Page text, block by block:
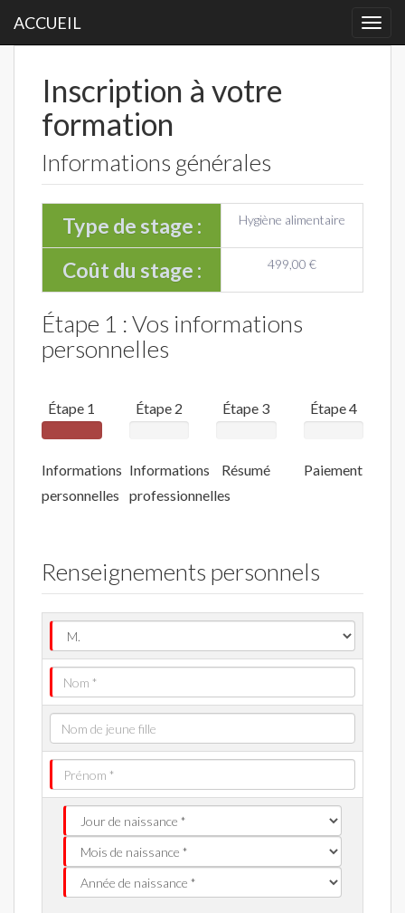
ACCUEIL
Inscription à votre
formation
Informations générales
Type de stage : Hygiène alimentaire
Coût du stage : 499,00 €
Étape 1 : Vos informations
personnelles
Étape 1
Informations
personnelles
Étape 2
Informations
professionnelles
Étape 3
Résumé
Étape 4
Paiement
Renseignements personnels